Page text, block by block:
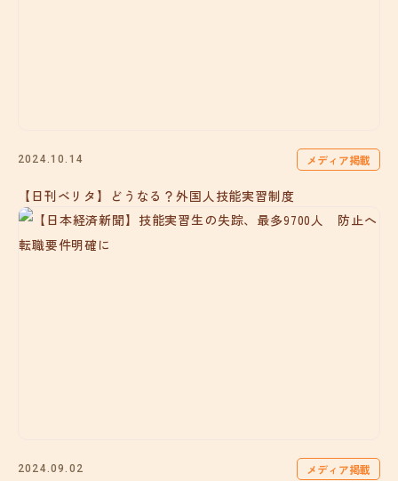
2024.10.14 メディア掲載
【日刊ベリタ】どうなる？外国人技能実習制度
2024.09.02 メディア掲載